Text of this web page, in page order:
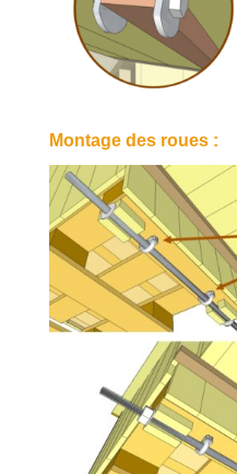
Montage des roues :